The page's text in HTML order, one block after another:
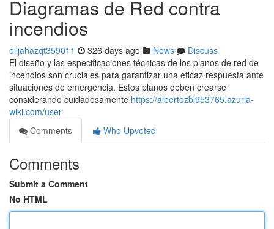
Diagramas de Red contra
incendios
elijahazqt359011 326 days ago News
Discuss
El diseño y las especificaciones técnicas de los planos de red de
incendios son cruciales para garantizar una eficaz respuesta ante
situaciones de emergencia. Estos planos deben crearse
considerando cuidadosamente https://albertozbl953765.azuria-
wiki.com/user
Comments
Who Upvoted
Comments
Submit a Comment
No HTML